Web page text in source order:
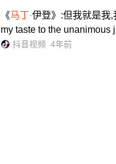
《马丁·伊登》:但我就是我
my taste to the unanimous
抖音视频 4年前